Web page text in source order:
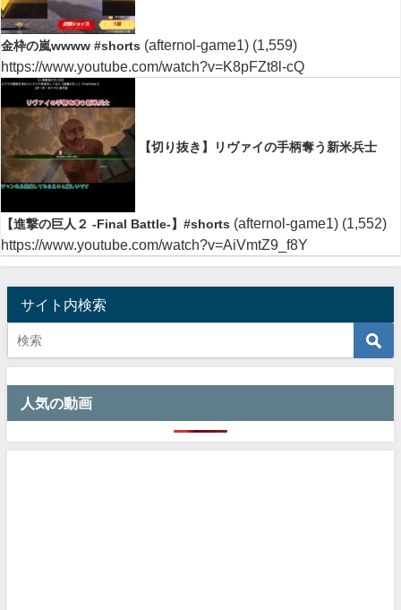
金枠の嵐wwww #shorts (afternol-game1) (1,559)
https://www.youtube.com/watch?v=K8pFZt8l-cQ
【切り抜き】リヴァイの手柄奪う新米兵士
【進撃の巨人２ -Final Battle-】#shorts (afternol-game1) (1,552)
https://www.youtube.com/watch?v=AiVmtZ9_f8Y
サイト内検索
人気の動画